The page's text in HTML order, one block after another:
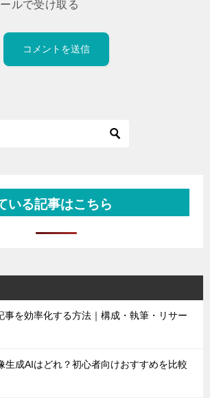
ルで受け取る
いる記事はこちら
事を効率化する方法｜構成・執筆・リサー
生成AIはどれ？初心者向けおすすめを比較